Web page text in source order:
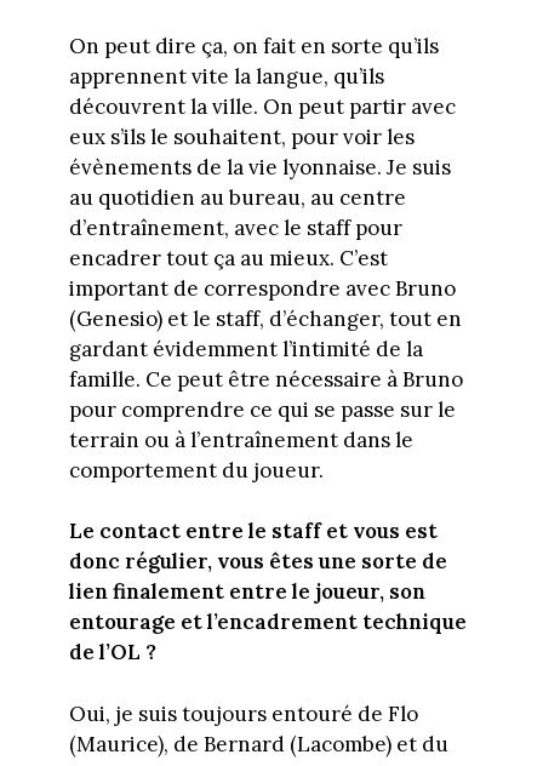
On peut dire ça, on fait en sorte qu’ils
apprennent vite la langue, qu’ils
découvrent la ville. On peut partir avec
eux s’ils le souhaitent, pour voir les
évènements de la vie lyonnaise. Je suis
au quotidien au bureau, au centre
d’entraînement, avec le staff pour
encadrer tout ça au mieux. C’est
important de correspondre avec Bruno
(Genesio) et le staff, d’échanger, tout en
gardant évidemment l’intimité de la
famille. Ce peut être nécessaire à Bruno
pour comprendre ce qui se passe sur le
terrain ou à l’entraînement dans le
comportement du joueur.
Le contact entre le staff et vous est
donc régulier, vous êtes une sorte de
lien finalement entre le joueur, son
entourage et l’encadrement technique
de l’OL ?
Oui, je suis toujours entouré de Flo
(Maurice), de Bernard (Lacombe) et du